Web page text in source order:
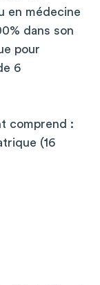
en médecine
dans son
pour
6
comprend :
(16